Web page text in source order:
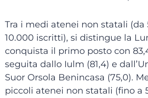
Tra i medi atenei non statali (da
10.000 iscritti), si distingue la
conquista il primo posto con
seguita dallo Iulm (81,4) e
Suor Orsola Benincasa (75,0).
piccoli atenei non statali (fino a